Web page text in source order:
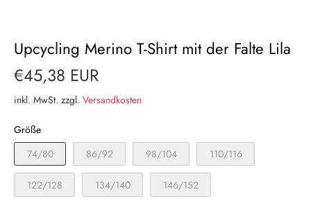
Upcycling Merino T-Shirt mit der Falte Lila
€45,38 EUR
inkl. MwSt. zzgl. Versandkosten
Größe
74/80
86/92 98/104 110/116
122/128 134/140 146/152